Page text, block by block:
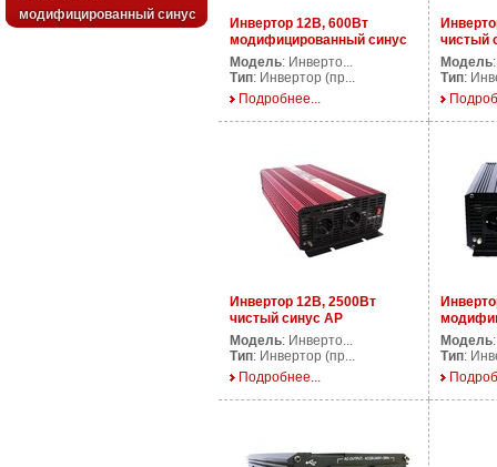
модифицированный синус
Инвертор 12В, 600Вт
модифицированный синус
AP DS600/12V
Модель: Инверто...
Тип: Инвертор (пр...
Подробнее...
чистый
Модель
Тип:
Инвертор 12В, 2500Вт
чистый синус AP
PS2500/12V
Модель: Инверто...
Тип: Инвертор (пр...
Подробнее...
AP
Модель
Тип: